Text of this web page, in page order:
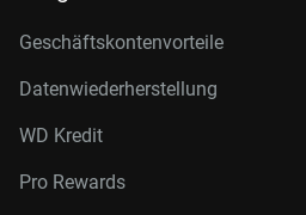
Geschäftskontenvorteile
Datenwiederherstellung
WD Kredit
Pro Rewards